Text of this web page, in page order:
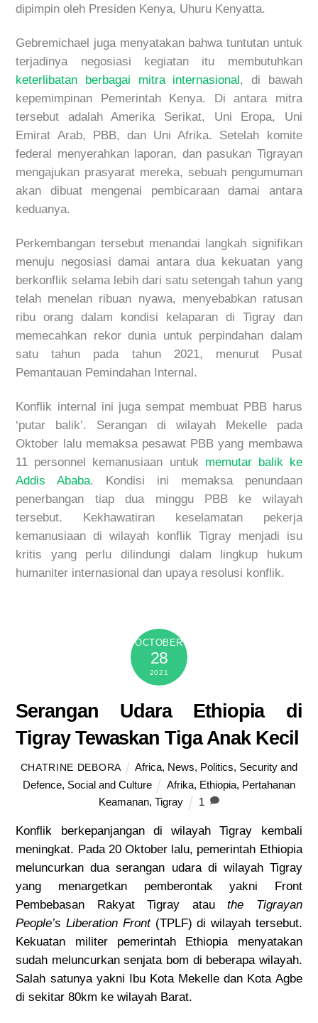
dipimpin oleh Presiden Kenya, Uhuru Kenyatta.
Gebremichael juga menyatakan bahwa tuntutan untuk
terjadinya negosiasi kegiatan itu membutuhkan
keterlibatan berbagai mitra internasional, di bawah
kepemimpinan Pemerintah Kenya. Di antara mitra
tersebut adalah Amerika Serikat, Uni Eropa, Uni
Emirat Arab, PBB, dan Uni Afrika. Setelah komite
federal menyerahkan laporan, dan pasukan Tigrayan
mengajukan prasyarat mereka, sebuah pengumuman
akan dibuat mengenai pembicaraan damai antara
keduanya.
Perkembangan tersebut menandai langkah signifikan
menuju negosiasi damai antara dua kekuatan yang
berkonflik selama lebih dari satu setengah tahun yang
telah menelan ribuan nyawa, menyebabkan ratusan
ribu orang dalam kondisi kelaparan di Tigray dan
memecahkan rekor dunia untuk perpindahan dalam
satu tahun pada tahun 2021, menurut Pusat
Pemantauan Pemindahan Internal.
Konflik internal ini juga sempat membuat PBB harus
‘putar balik’. Serangan di wilayah Mekelle pada
Oktober lalu memaksa pesawat PBB yang membawa
11 personnel kemanusiaan untuk memutar balik ke
Addis Ababa. Kondisi ini memaksa penundaan
penerbangan tiap dua minggu PBB ke wilayah
tersebut. Kekhawatiran keselamatan pekerja
kemanusiaan di wilayah konflik Tigray menjadi isu
kritis yang perlu dilindungi dalam lingkup hukum
humaniter internasional dan upaya resolusi konflik.
OCTOBER
28
2021
Serangan Udara Ethiopia di
Tigray Tewaskan Tiga Anak Kecil
CHATRINE DEBORA Africa, News, Politics, Security and
Defence, Social and Culture Afrika, Ethiopia, Pertahanan
Keamanan,Tigray 1
Konflik berkepanjangan di wilayah Tigray kembali
meningkat. Pada 20 Oktober lalu, pemerintah Ethiopia
meluncurkan dua serangan udara di wilayah Tigray
yang menargetkan pemberontak yakni Front
Pembebasan Rakyat Tigray atauthe Tigrayan
People’s Liberation Front(TPLF) di wilayah tersebut.
Kekuatan militer pemerintah Ethiopia menyatakan
sudah meluncurkan senjata bom di beberapa wilayah.
Salah satunya yakni Ibu Kota Mekelle dan Kota Agbe
di sekitar 80km ke wilayah Barat.